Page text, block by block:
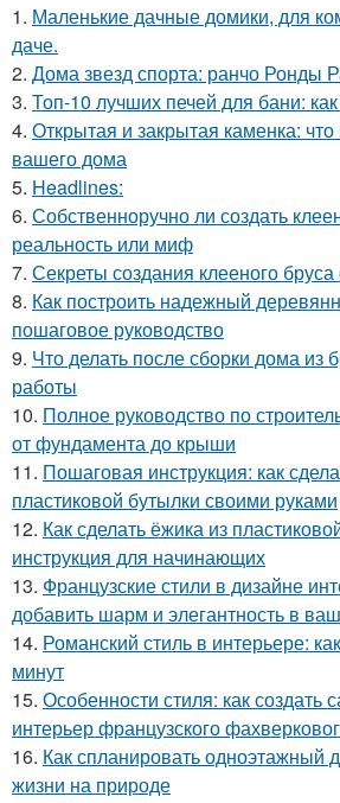
1. Маленькие дачные домики, для
даче.
2. Дома звезд спорта: ранчо Ронды
3. Топ-10 лучших печей для бани:
4. Открытая и закрытая каменка:
вашего дома
5. Headlines:
6. Собственноручно ли создать
реальность или миф
7. Секреты создания клееного
8. Как построить надежный
пошаговое руководство
9. Что делать после сборки дома из
работы
10. Полное руководство по
от фундамента до крыши
11. Пошаговая инструкция: как
пластиковой бутылки своими руками
12. Как сделать ёжика из
инструкция для начинающих
13. Французские стили в дизайне
добавить шарм и элегантность в
14. Романский стиль в интерьере:
минут
15. Особенности стиля: как создать
интерьер французского
16. Как спланировать одноэтажный
жизни на природе